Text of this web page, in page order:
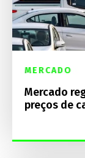
MERCADO
Mercado
preços de